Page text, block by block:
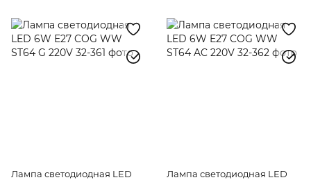
Лампа светодиодная LED
Лампа светодиодная LED